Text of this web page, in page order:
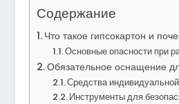
Содержание
Что такое гипсокартон и
Основные опасности при
Обязательное оснащение
Средства
Инструменты для